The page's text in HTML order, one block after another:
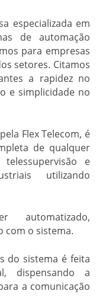
especializada em
de automação
para empresas
setores. Citamos
a rapidez no
e simplicidade no
Flex Telecom, é
de qualquer
e
utilizando
automatizado,
com o sistema.
do sistema é feita
dispensando a
a comunicação